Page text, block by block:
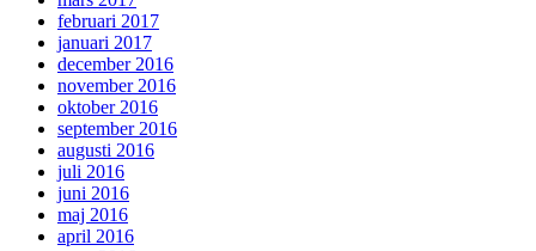
februari 2017
januari 2017
december 2016
november 2016
oktober 2016
september 2016
augusti 2016
juli 2016
juni 2016
maj 2016
april 2016